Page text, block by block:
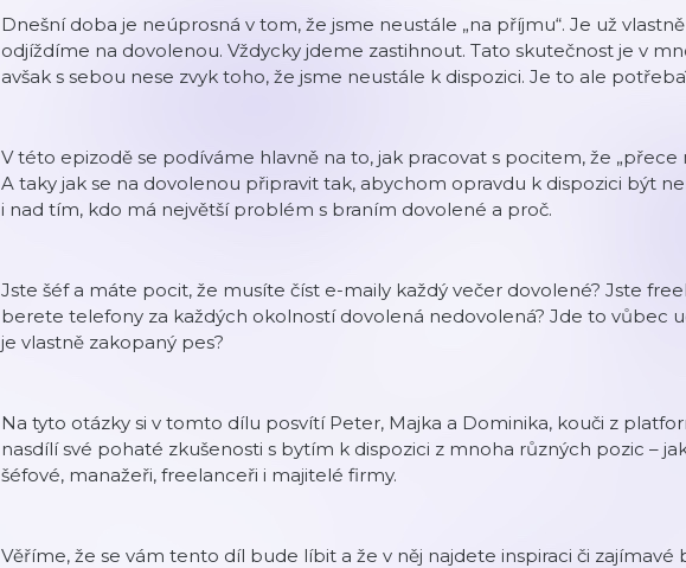
Dnešní doba je neúprosná v tom, že jsme neustále „na příjmu“. Je už
odjíždíme na dovolenou. Vždycky jdeme zastihnout. Tato skutečnost je v
avšak s sebou nese zvyk toho, že jsme neustále k dispozici. Je to ale
V této epizodě se podíváme hlavně na to, jak pracovat s pocitem, že „přece
A taky jak se na dovolenou připravit tak, abychom opravdu k dispozici být
i nad tím, kdo má největší problém s braním dovolené a proč.
Jste šéf a máte pocit, že musíte číst e-maily každý večer dovolené? Jste
berete telefony za každých okolností dovolená nedovolená? Jde to vůbec
je vlastně zakopaný pes?
Na tyto otázky si v tomto dílu posvítí Peter, Majka a Dominika, kouči z
nasdílí své pohaté zkušenosti s bytím k dispozici z mnoha různých pozic –
šéfové, manažeři, freelanceři i majitelé firmy.
Věříme, že se vám tento díl bude líbit a že v něj najdete inspiraci či zajímavé